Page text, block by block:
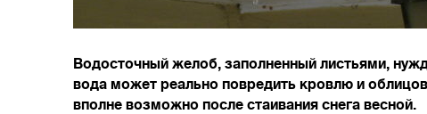
Водосточный желоб, заполненный листьями,
вода может реально повредить кровлю и
вполне возможно после стаивания снега весной.